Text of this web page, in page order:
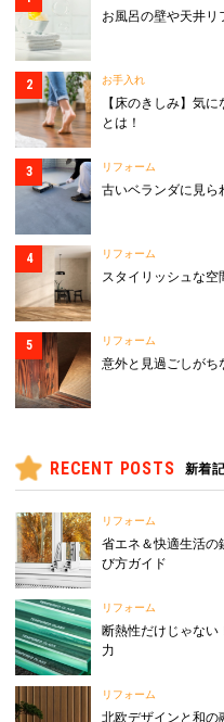
お風呂の壁や天井リ
お手入れ
【床のきしみ】気
とは！
リフォーム
古いベランダに見ら
リフォーム
スタイリッシュな
リフォーム
意外と見過ごしがち
RECENT POSTS 新着
リフォーム
省エネ＆快適生活の
び方ガイド
リフォーム
断熱性だけじゃな
力
リフォーム
北欧デザインと和の